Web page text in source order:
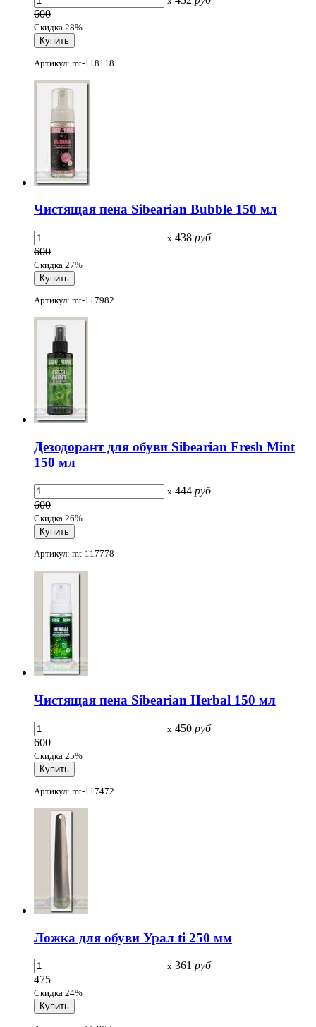
600
Скидка 28%
Артикул: mt-118118
Чистящая пена Sibearian Bubble 150 мл
x 438 руб
600
Скидка 27%
Артикул: mt-117982
Дезодорант для обуви Sibearian Fresh Mint
150 мл
x 444 руб
600
Скидка 26%
Артикул: mt-117778
Чистящая пена Sibearian Herbal 150 мл
x 450 руб
600
Скидка 25%
Артикул: mt-117472
Ложка для обуви Урал ti 250 мм
x 361 руб
475
Скидка 24%